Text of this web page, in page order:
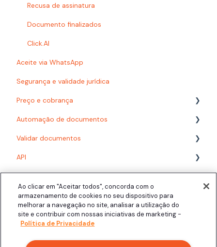
Baixar documentos
Acesso à plataforma
Problemas com e-mails
Usuários e Permissões
Recusa de assinatura
Documento finalizados
Click.AI
Aceite via WhatsApp
Segurança e validade jurídica
Preço e cobrança
Planos
Consumo
Automação de documentos
Modelos
Fluxos com planilha
Configuração
Signatários
Validar documentos
Biometria Facial
API
Assinatura presencial
Assinatura Automática
Personalização
Acompanhando documentos finalizados
Área do Signatário
Click.AI
Integrações
Ao clicar em "Aceitar todos", concorda com o
armazenamento de cookies no seu dispositivo para
melhorar a navegação no site, analisar a utilização do
site e contribuir com nossas iniciativas de marketing -
Política de Privacidade